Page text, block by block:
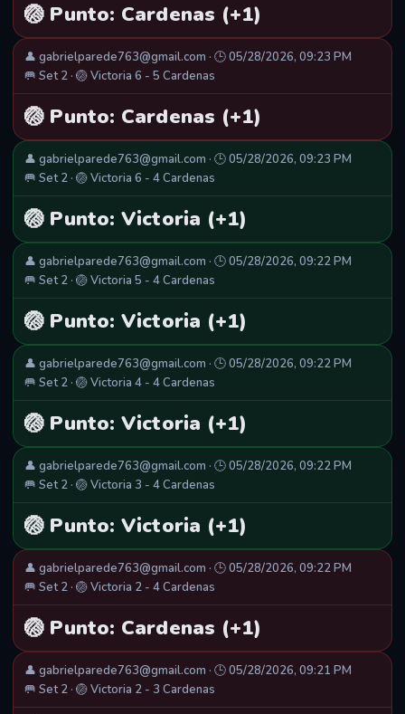
🏐 Punto: Cardenas (+1)
👤 gabrielparede763@gmail.com · 🕒 05/28/2026, 09:23 PM
🥅 Set 2 · 🏐 Victoria 6 - 5 Cardenas
🏐 Punto: Cardenas (+1)
👤 gabrielparede763@gmail.com · 🕒 05/28/2026, 09:23 PM
🥅 Set 2 · 🏐 Victoria 6 - 4 Cardenas
🏐 Punto: Victoria (+1)
👤 gabrielparede763@gmail.com · 🕒 05/28/2026, 09:22 PM
🥅 Set 2 · 🏐 Victoria 5 - 4 Cardenas
🏐 Punto: Victoria (+1)
👤 gabrielparede763@gmail.com · 🕒 05/28/2026, 09:22 PM
🥅 Set 2 · 🏐 Victoria 4 - 4 Cardenas
🏐 Punto: Victoria (+1)
👤 gabrielparede763@gmail.com · 🕒 05/28/2026, 09:22 PM
🥅 Set 2 · 🏐 Victoria 3 - 4 Cardenas
🏐 Punto: Victoria (+1)
👤 gabrielparede763@gmail.com · 🕒 05/28/2026, 09:22 PM
🥅 Set 2 · 🏐 Victoria 2 - 4 Cardenas
🏐 Punto: Cardenas (+1)
👤 gabrielparede763@gmail.com · 🕒 05/28/2026, 09:21 PM
🥅 Set 2 · 🏐 Victoria 2 - 3 Cardenas